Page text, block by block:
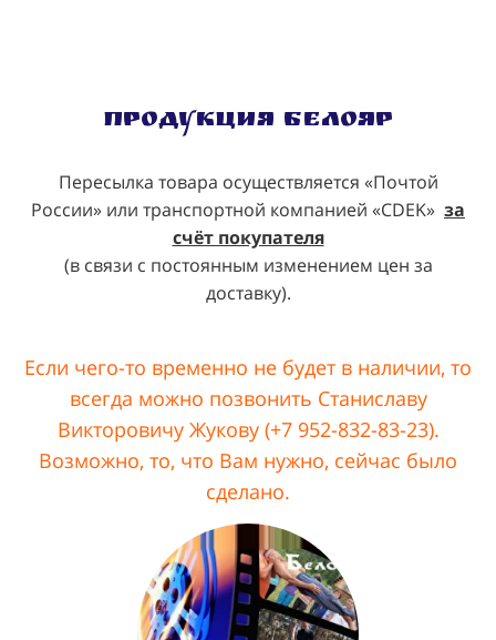
Продукция Белояр
Пересылка товара осуществляется «Почтой
России» или транспортной компанией «CDEK» за
счёт покупателя
(в связи с постоянным изменением цен за
доставку).
Если чего-то временно не будет в наличии, то
всегда можно позвонить Станиславу
Викторовичу Жукову (+7 952-832-83-23).
Возможно, то, что Вам нужно, сейчас было
сделано.